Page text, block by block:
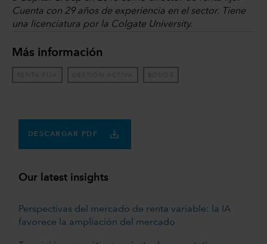
Cuenta con 29 años de experiencia en el sector. Tiene
una licenciatura por la Colgate University.
Más información
RENTA FIJA GESTIÓN ACTIVA BONOS
DESCARGAR PDF
Our latest insights
Perspectivas del mercado de renta variable: la IA
favorece la ampliación del mercado